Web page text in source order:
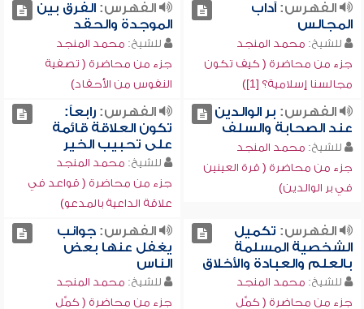
الفهرس:آداب
المجالس
للشيخ: محمد المنجد
جزء من محاضرة ( كيف تكون
مجالسنا إسلامية؟ [1])
الفهرس:الفرق بين
الموجدة والحقد
للشيخ: محمد المنجد
جزء من محاضرة ( تصفية
النفوس من الأحقاد)
الفهرس: بر الوالدين
عند الصحابة والسلف
للشيخ: محمد المنجد
جزء من محاضرة ( قرة العينين
في بر الوالدين)
الفهرس:رابعاً:
تكون العلاقة قائمة
على تحبيب الخير
للشيخ: محمد المنجد
جزء من محاضرة ( قواعد في
علاقة الداعية بالمدعو)
الفهرس: تكميل
الشخصية المسلمة
بالعلم والعبادة والأخلاق
للشيخ: محمد المنجد
جزء من محاضرة ( كمِّل
الفهرس:جوانب
يغفل عنها بعض
الناس
للشيخ: محمد المنجد
جزء من محاضرة ( كمِّل